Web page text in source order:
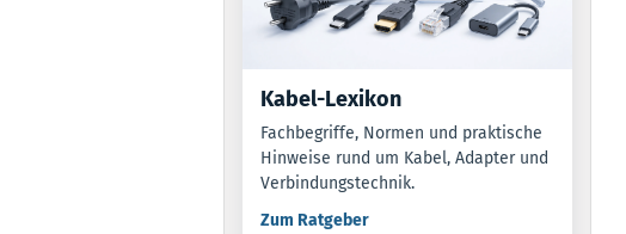
Kabel-Lexikon
Fachbegriffe, Normen und praktische
Hinweise rund um Kabel, Adapter und
Verbindungstechnik.
Zum Ratgeber